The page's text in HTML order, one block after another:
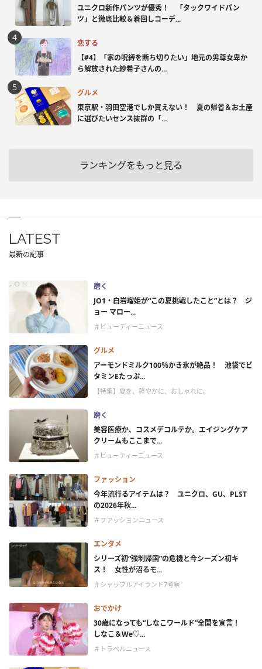
ユニクロ新作パンツが優秀！ 「タックワイドパン
ツ」と徹底比較＆着回しコーデ...
恋する
【#4】「家の呪縛を断ち切りたい」地元の男尊女卑か
ら解放された紗希子さんの...
グルメ
東京駅・羽田空港でしか買えない！ 夏の帰省＆お土産
に選びたいセンス抜群の「...
ランキングをもっと見る
LATEST
最新の記事
磨く
JO1・白岩瑠姫が“この夏挑戦したこと”とは？ ジ
ョー マロー...
＃ビューティーニュース
グルメ
アーモンドミルク100％かき氷が絶品！ 池袋でビ
タミンEたっぷ...
【特集】夏を、軽やかに、おしゃれに。
磨く
美容医療か、コスメデコルテか。エイジングケア
クリームもここまで...
＃ビューティーニュース
ファッション
今年流行るアイテムは？ ユニクロ、GU、PLST
の2026年秋...
＃ファッションニュース
エンタメ
シリーズ初“強制帰国”の危機と今シーズン初キ
ス！ 女性が沼るモ...
＃シャッフルアイランド7考察
おでかけ
30歳になっても“しなこワールド”全開を宣言！
しなこ＆We♡...
＃トラベルニュース